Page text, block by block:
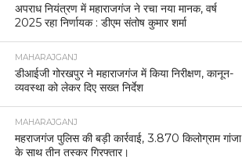
अपराध नियंत्रण में महाराजगंज ने रचा नया मानक, वर्ष
2025 रहा निर्णायक : डीएम संतोष कुमार शर्मा
MAHARAJGANJ
डीआईजी गोरखपुर ने महाराजगंज में किया निरीक्षण, कानून-
व्यवस्था को लेकर दिए सख्त निर्देश
MAHARAJGANJ
महराजगंज पुलिस की बड़ी कार्रवाई, 3.870 किलोग्राम गांजा
के साथ तीन तस्कर गिरफ्तार।